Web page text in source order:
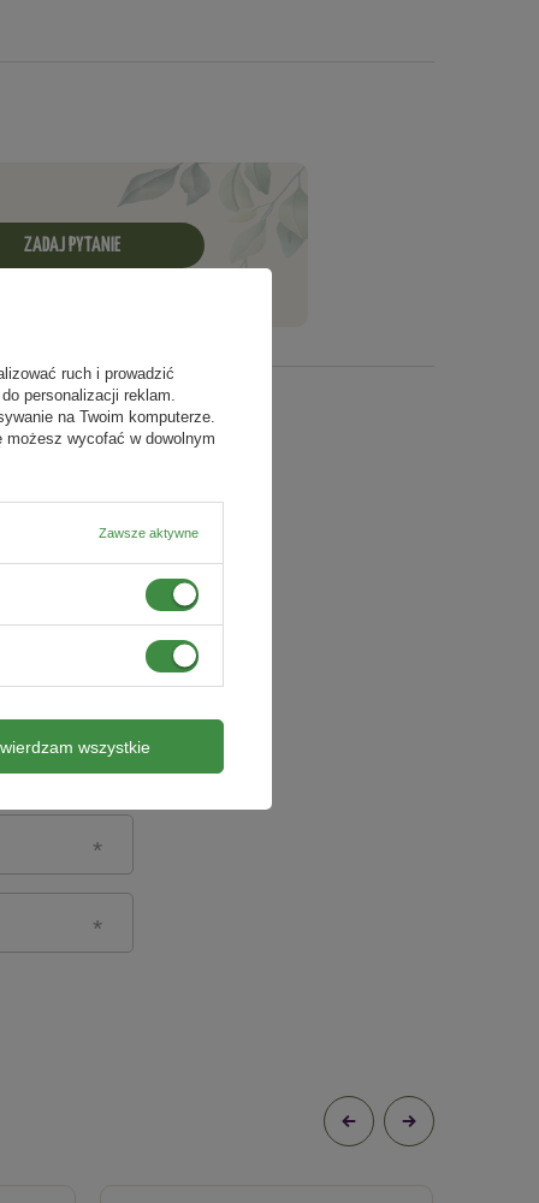
ZADAJ PYTANIE
ruch i prowadzić
personalizacji reklam.
na Twoim komputerze.
możesz wycofać w dowolnym
Zawsze aktywne
wszystkie